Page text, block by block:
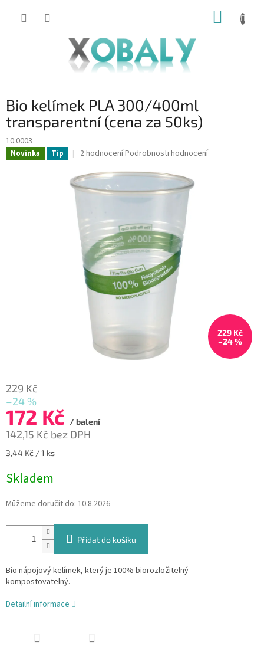
KOŠÍK
Bio kelímek PLA 300/400ml
transparentní (cena za 50ks)
10.0003
Novinka Tip
Průměrné
produktu
je
hvězdiček.
2 hodnoceníPodrobnosti hodnocení
229 Kč
–24 %
229 Kč
–24 %
172 Kč / balení
142,15 Kč bez DPH
Měrná
3,44 Kč / 1 ks
Skladem
Můžeme doručit do: 10.8.2026
Přidat do košíku
Bio nápojový kelímek, který je 100% biorozložitelný -
kompostovatelný.
Detailní informace